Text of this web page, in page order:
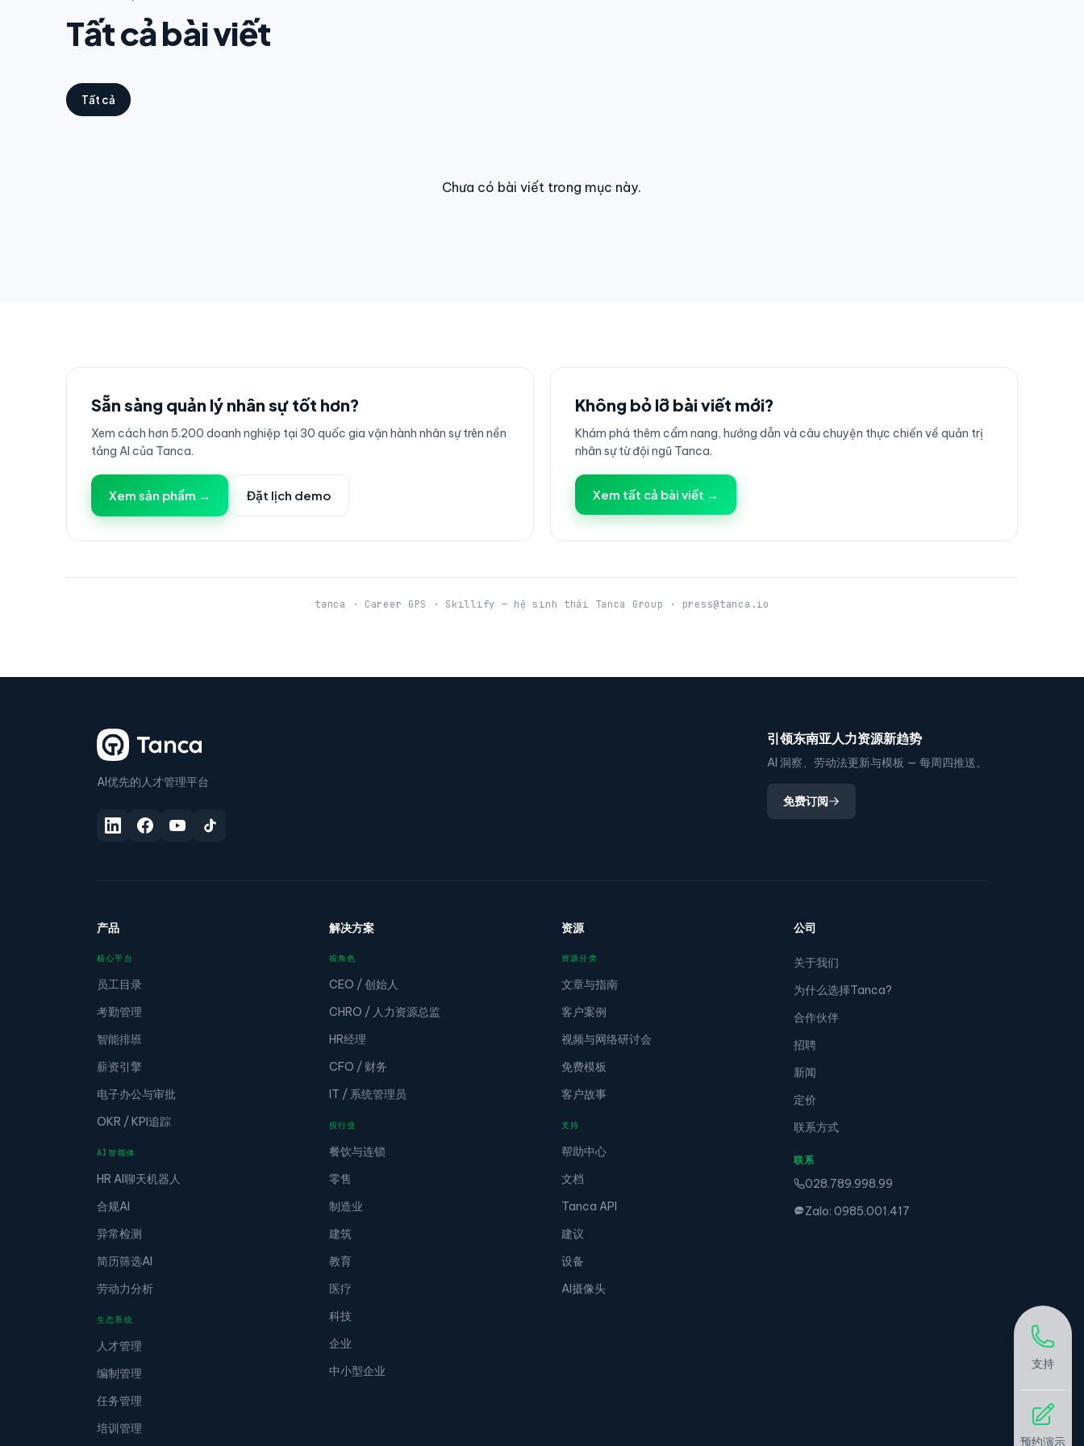
Tất cả bài viết
Tất cả
Chưa có bài viết trong mục này.
Sẵn sàng quản lý nhân sự tốt hơn?
Xem cách hơn 5.200 doanh nghiệp tại 30 quốc gia vận hành nhân sự trên nền
tảng AI của Tanca.
Xem sản phẩm → Đặt lịch demo
Không bỏ lỡ bài viết mới?
Khám phá thêm cẩm nang, hướng dẫn và câu chuyện thực chiến về quản trị
nhân sự từ đội ngũ Tanca.
Xem tất cả bài viết →
tanca · Career GPS · Skillify — hệ sinh thái Tanca Group · press@tanca.io
AI优先的人才管理平台
引领东南亚人力资源新趋势
AI 洞察、劳动法更新与模板 — 每周四推送。
免费订阅
产品
核心平台
员工目录
考勤管理
智能排班
薪资引擎
电子办公与审批
OKR / KPI追踪
AI智能体
HR AI聊天机器人
合规AI
异常检测
简历筛选AI
劳动力分析
生态系统
人才管理
编制管理
任务管理
培训管理
解决方案
按角色
CEO / 创始人
CHRO / 人力资源总监
HR经理
CFO / 财务
IT / 系统管理员
按行业
餐饮与连锁
零售
制造业
建筑
教育
医疗
科技
企业
中小型企业
资源
资源分类
文章与指南
客户案例
视频与网络研讨会
免费模板
客户故事
支持
帮助中心
文档
Tanca API
建议
设备
AI摄像头
公司
关于我们
为什么选择Tanca?
合作伙伴
招聘
新闻
定价
联系方式
联系
028.789.998.99
Zalo: 0985.001.417
支持
预约演示